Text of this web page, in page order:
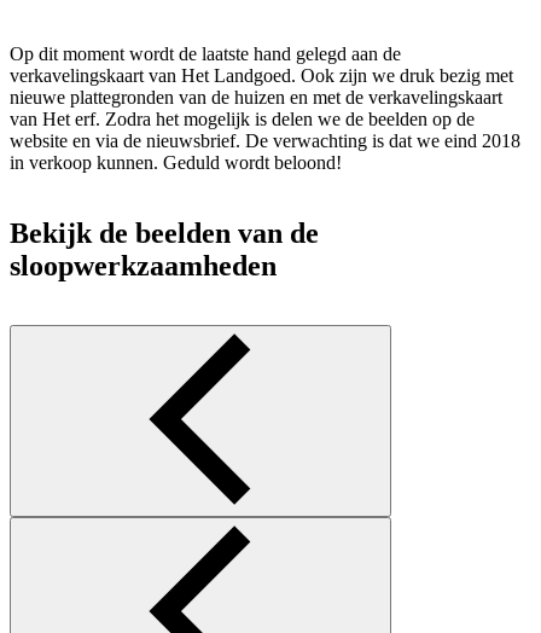
Op dit moment wordt de laatste hand gelegd aan de
verkavelingskaart van Het Landgoed. Ook zijn we druk bezig met
nieuwe plattegronden van de huizen en met de verkavelingskaart
van Het erf. Zodra het mogelijk is delen we de beelden op de
website en via de nieuwsbrief. De verwachting is dat we eind 2018
in verkoop kunnen. Geduld wordt beloond!
Bekijk de beelden van de
sloopwerkzaamheden